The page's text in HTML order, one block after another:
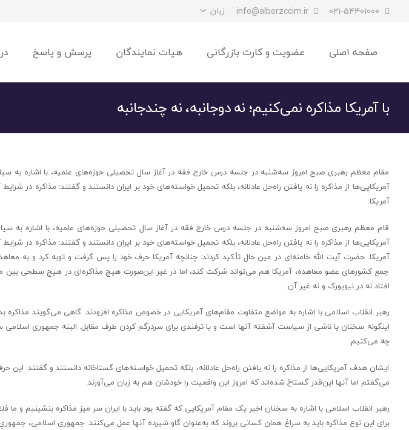
021-54401000
info@alborzccim.ir زبان
صفحه اصلی عضویت و کارت بازرگانی هیات نمایندگان پرسش و پاسخ
با آمریکا مذاکره نمی‌کنیم؛ نه دوجانبه، نه چندجانبه
مقام معظم رهبری صبح امروز سه‌شنبه در جلسه درس خارج فقه در آغاز سال تحصیلی حوزه‌های علمیه، با اشاره به
آمریکایی‌ها از مذاکره را نه یافتن راه‌حل عادلانه، بلکه تحمیل خواسته‌های خود بر ایران دانستند و گفتند: مذاکره
آمریکا.
قام معظم رهبری صبح امروز سه‌شنبه در جلسه درس خارج فقه در آغاز سال تحصیلی حوزه‌های علمیه، با اشاره به
آمریکایی‌ها از مذاکره را نه یافتن راه‌حل عادلانه، بلکه تحمیل خواسته‌های خود بر ایران دانستند و گفتند: مذاکره
آمریکا. حضرت آیت الله خامنه‌ای در عین حال تأکید کردند: چنانچه آمریکا حرف خود را پس گرفت و توبه کرد و به
جمع کشورهای عضو معاهده، آمریکا هم می‌تواند شرکت کند، اما در غیر این‌صورت هیچ مذاکره‌ای در هیچ سطحی بین
افتاد نه در نیویورک و نه غیر آن.
اینگونه سخنان یا ناشی از سیاست آشفته آنها است و یا ترفندی برای سردرگم کردن طرف مقابل. البته جمهوری
چه می‌کنیم.
ایشان هدف آمریکایی‌ها از مذاکره را نه یافتن راه‌حل عادلانه، بلکه تحمیل خواسته‌های گستاخانه دانستند و گفتند: این
می‌گفتم اما آنها این‌قدر گستاخ شده‌اند که امروز این واقعیت را خودشان هم به زبان می‌آورند.
رهبر انقلاب اسلامی با اشاره به سخنان اخیر یک مقام آمریکایی که گفته بود باید با ایران سر میز مذاکره بنشینیم و ما
برای این نوع مذاکره باید به سراغ همان کسانی بروند که به‌عنوان گاو شیرده آنها عمل می‌کنند. جمهوری اسلامی،